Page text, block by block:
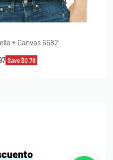
+ Canvas 6682
Save $0.78